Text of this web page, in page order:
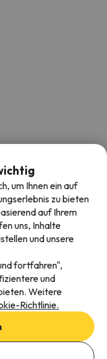
prüfen
um Ihnen ein auf
zu bieten
auf Ihrem
uns, Inhalte
und unsere
fortfahren",
und
Weitere
Richtlinie.